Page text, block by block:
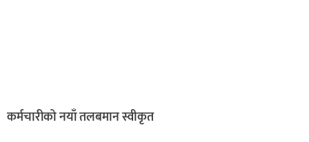
कर्मचारीको नयाँ तलबमान स्वीकृत